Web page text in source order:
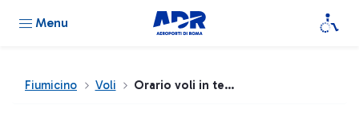
Menu
Fiumicino Voli Orario voli in tempo reale